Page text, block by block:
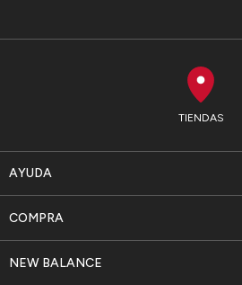
TIENDAS
AYUDA
NEW BALANCE
COMPRA